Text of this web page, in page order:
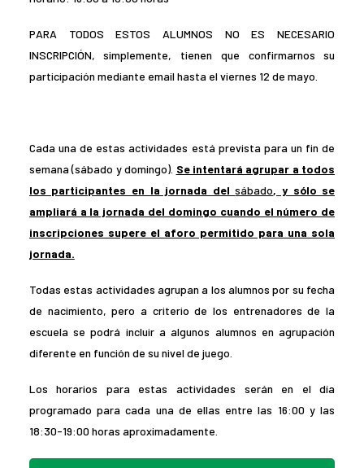
PARA TODOS ESTOS ALUMNOS NO ES NECESARIO
INSCRIPCIÓN, simplemente, tienen que confirmarnos su
participación mediante email hasta el viernes 12 de mayo.
Cada una de estas actividades está prevista para un fin de
semana (sábado y domingo). Se intentará agrupar a todos
los participantes en la jornada delsábado, y sólo se
ampliará a la jornada del domingo cuando el número de
inscripciones supere el aforo permitido para una sola
jornada.
Todas estas actividades agrupan a los alumnos por su fecha
de nacimiento, pero a criterio de los entrenadores de la
escuela se podrá incluir a algunos alumnos en agrupación
diferente en función de su nivel de juego.
Los horarios para estas actividades serán en el día
programado para cada una de ellas entre las 16:00 y las
18:30-19:00 horas aproximadamente.